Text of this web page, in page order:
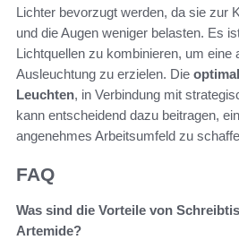
Lichter bevorzugt werden, da sie zur
und die Augen weniger belasten. Es
Lichtquellen zu kombinieren, um eine
Ausleuchtung zu erzielen. Die
Leuchten, in Verbindung mit
kann entscheidend dazu beitragen,
angenehmes Arbeitsumfeld zu
FAQ
Was sind die Vorteile von
Artemide?